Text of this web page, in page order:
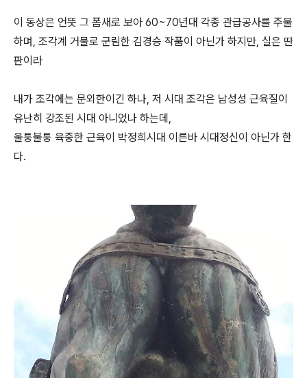
이 동상은 언뜻 그 폼새로 보아 60~70년대 각종 관급공사를 주물
하며, 조각계 거물로 군림한 김경승 작품이 아닌가 하지만, 실은 딴
판이라
내가 조각에는 문외한이긴 하나, 저 시대 조각은 남성성 근육질이
유난히 강조된 시대 아니었나 하는데,
울퉁불퉁 육중한 근육이 박정희시대 이른바 시대정신이 아닌가 한
다.